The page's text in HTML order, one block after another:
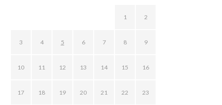
1 2
3 4 5 6 7 8 9
10 11 12 13 14 15 16
17 18 19 20 21 22 23